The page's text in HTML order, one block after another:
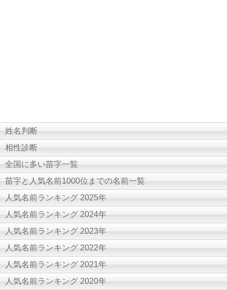
姓名判断
相性診断
全国に多い苗字一覧
苗字と人気名前1000位までの名前一覧
人気名前ランキング 2025年
人気名前ランキング 2024年
人気名前ランキング 2023年
人気名前ランキング 2022年
人気名前ランキング 2021年
人気名前ランキング 2020年